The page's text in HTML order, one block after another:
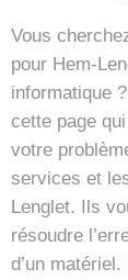
Vous
pour Hem-
informatique
cette page
votre
services et
Lenglet. Ils
résoudre
d’un